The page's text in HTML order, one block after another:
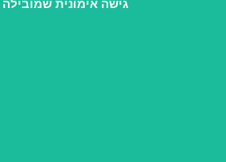
גישה אימונית שמובילה